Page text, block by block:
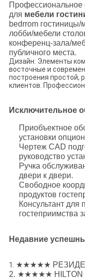
Профессиональное
для мебели
bedrrom
лобби/мебели
конференц-зала/
публичного места.
Дизайн: Элементы
восточные и
построения простой,
клиентов.
Исключительное
Приобъектное
установки
Чертеж CAD
руководство
Ручка
двери к двери.
Свободное
продуктов
Консультант
гостеприимства
Недавние
1. ★★★★★
2. ★★★★★